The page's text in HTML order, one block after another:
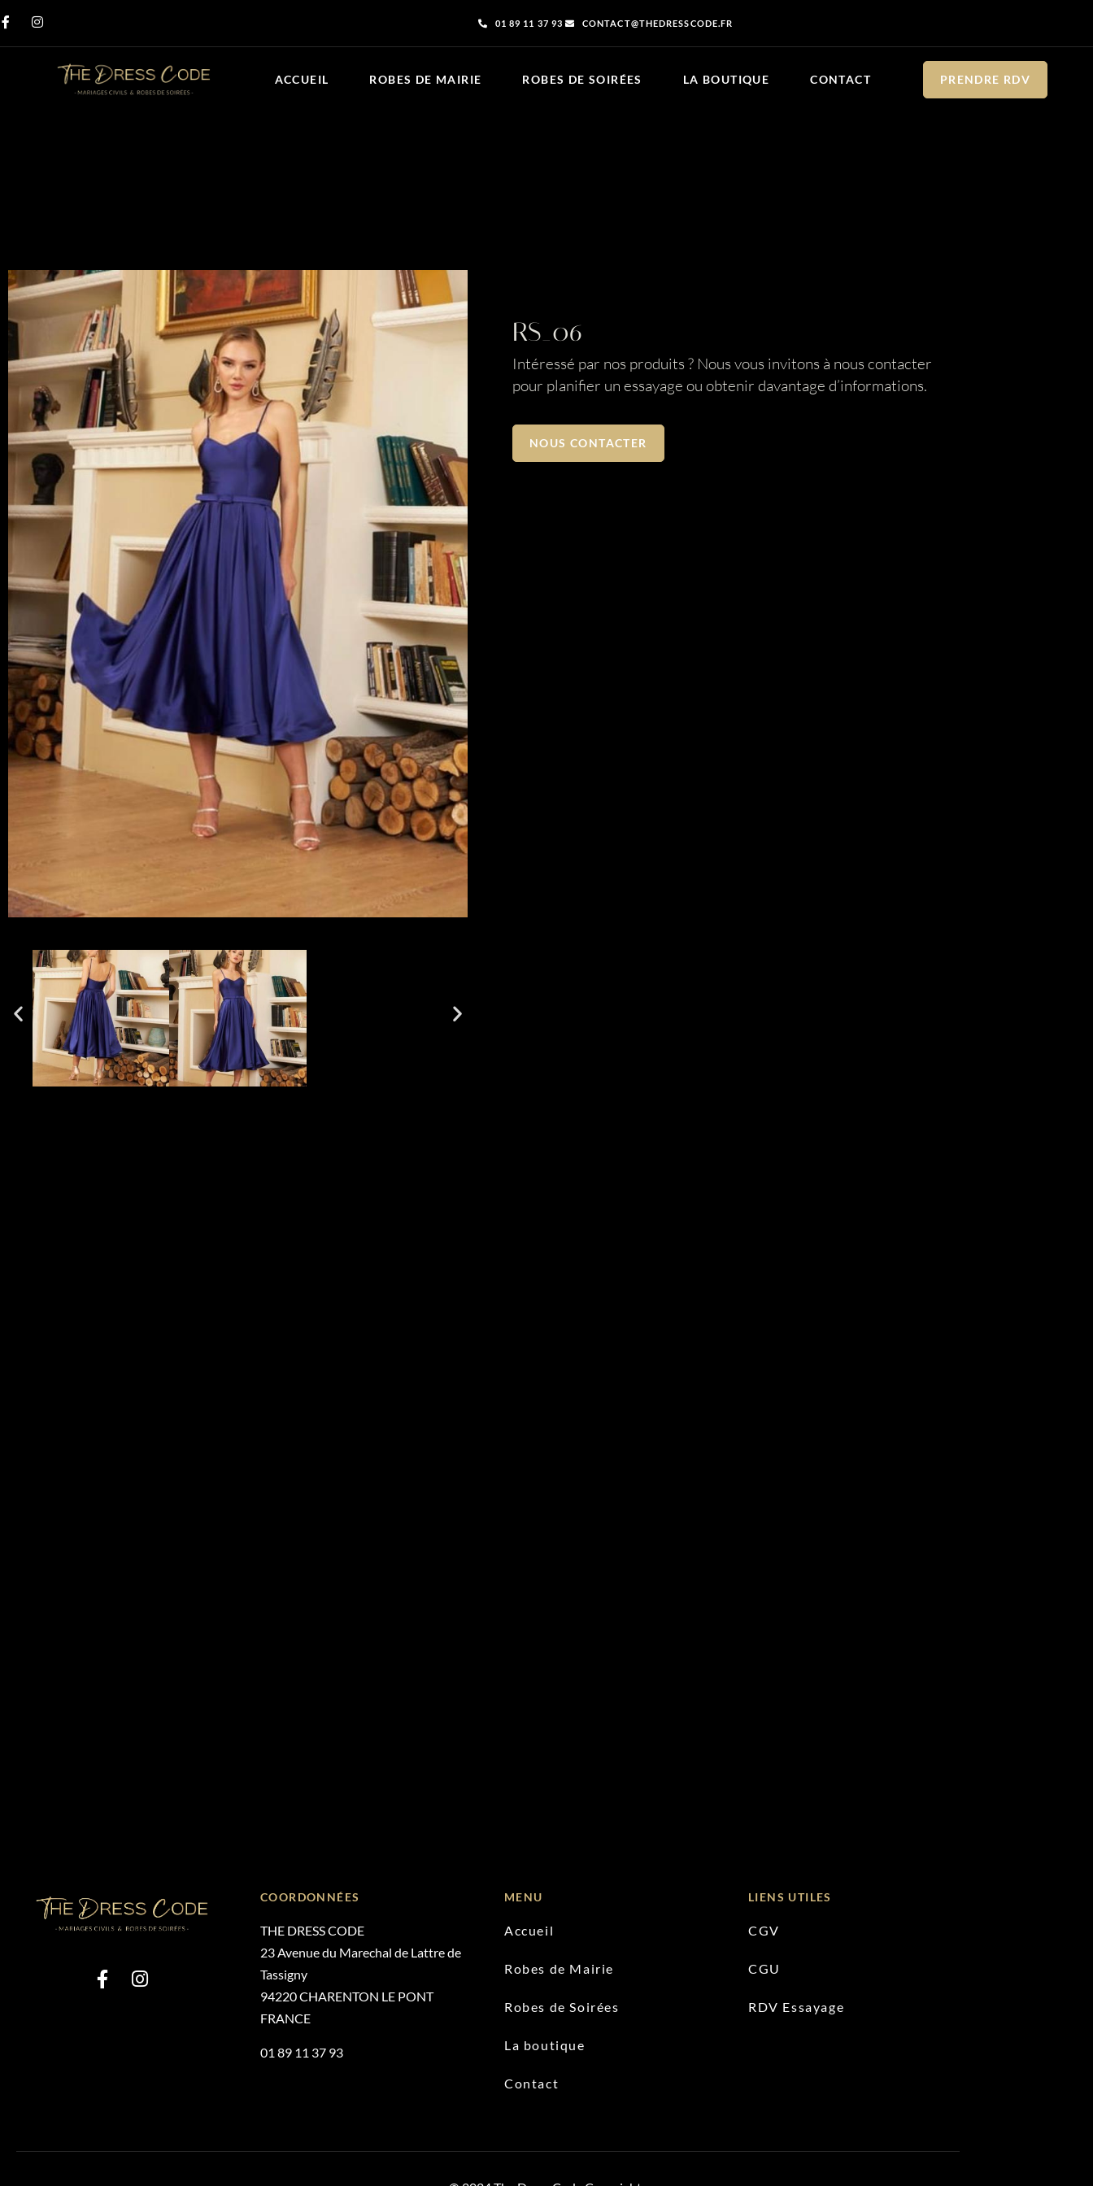
01 89 11 37 93 CONTACT@THEDRESSCODE.FR
ACCUEIL ROBES DE MAIRIE ROBES DE SOIRÉES LA BOUTIQUE CONTACT PRENDRE RDV
RS_06
Intéressé par nos produits ? Nous vous invitons à nous contacter
pour planifier un essayage ou obtenir davantage d’informations.
NOUS CONTACTER
COORDONNÉES
THE DRESS CODE
23 Avenue du Marechal de Lattre de
Tassigny
94220 CHARENTON LE PONT
FRANCE
01 89 11 37 93
MENU
Accueil
Robes de Mairie
Robes de Soirées
La boutique
Contact
LIENS UTILES
CGV
CGU
RDV Essayage